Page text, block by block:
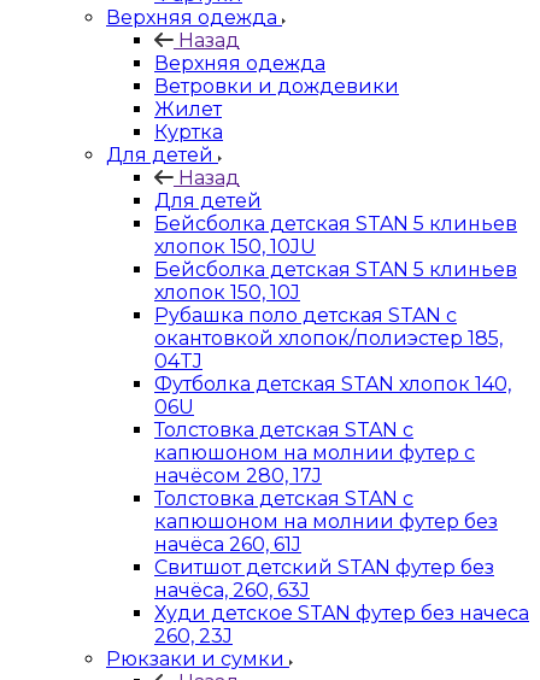
Верхняя одежда
Назад
Верхняя одежда
Ветровки и дождевики
Жилет
Куртка
Для детей
Назад
Для детей
Бейсболка детская STAN 5 клиньев
хлопок 150, 10JU
Бейсболка детская STAN 5 клиньев
хлопок 150, 10J
Рубашка поло детская STAN с
окантовкой хлопок/полиэстер 185,
04TJ
Футболка детская STAN хлопок 140,
06U
Толстовка детская STAN с
капюшоном на молнии футер с
начёсом 280, 17J
Толстовка детская STAN с
капюшоном на молнии футер без
начёса 260, 61J
Свитшот детский STAN футер без
начёса, 260, 63J
Худи детское STAN футер без начеса
260, 23J
Рюкзаки и сумки